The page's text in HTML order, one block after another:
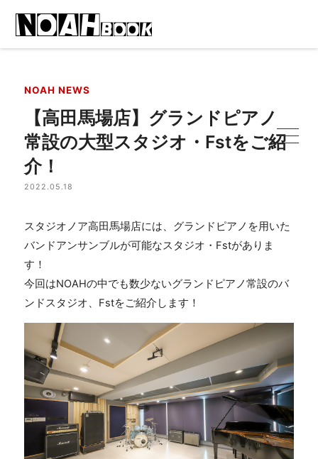
NOAH NEWS
【高田馬場店】グランドピアノ
常設の大型スタジオ・Fstをご紹
介！
2022.05.18
スタジオノア高田馬場店には、グランドピアノを用いた
バンドアンサンブルが可能なスタジオ・Fstがありま
す！
今回はNOAHの中でも数少ないグランドピアノ常設のバ
ンドスタジオ、Fstをご紹介します！